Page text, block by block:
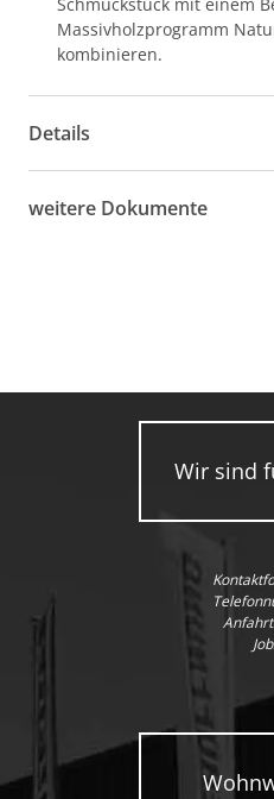
Schmuckstück mit einem
Massivholzprogramm
kombinieren.
Details
weitere Dokumente
Wir sind